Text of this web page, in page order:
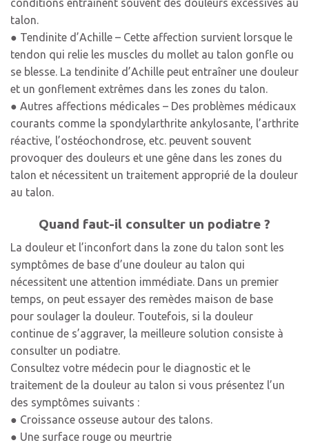
conditions entraînent souvent des douleurs excessives au
talon.
● Tendinite d’Achille – Cette affection survient lorsque le
tendon qui relie les muscles du mollet au talon gonfle ou
se blesse. La tendinite d’Achille peut entraîner une douleur
et un gonflement extrêmes dans les zones du talon.
● Autres affections médicales – Des problèmes médicaux
courants comme la spondylarthrite ankylosante, l’arthrite
réactive, l’ostéochondrose, etc. peuvent souvent
provoquer des douleurs et une gêne dans les zones du
talon et nécessitent un traitement approprié de la douleur
au talon.
Quand faut-il consulter un podiatre ?
La douleur et l’inconfort dans la zone du talon sont les
symptômes de base d’une douleur au talon qui
nécessitent une attention immédiate. Dans un premier
temps, on peut essayer des remèdes maison de base
pour soulager la douleur. Toutefois, si la douleur
continue de s’aggraver, la meilleure solution consiste à
consulter un podiatre.
Consultez votre médecin pour le diagnostic et le
traitement de la douleur au talon si vous présentez l’un
des symptômes suivants :
● Croissance osseuse autour des talons.
● Une surface rouge ou meurtrie